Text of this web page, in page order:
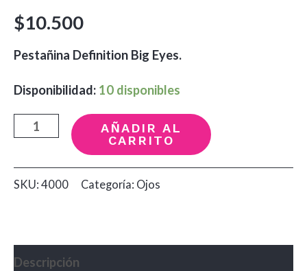
$10.500
Pestañina Definition Big Eyes.
Disponibilidad: 10 disponibles
Pestañina
y
Volumen
9.5gr
AÑADIR AL
CARRITO
SKU: 4000 Categoría: Ojos
Descripción